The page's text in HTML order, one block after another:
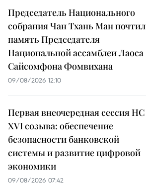
Председатель Национального
собрания Чан Тхань Ман почтил
память Председателя
Национальной ассамблеи Лаоса
Сайсомфона Фомвихана
09/08/2026 12:10
Первая внеочередная сессия НС
XVI созыва: обеспечение
безопасности банковской
системы и развитие цифровой
экономики
09/08/2026 07:42